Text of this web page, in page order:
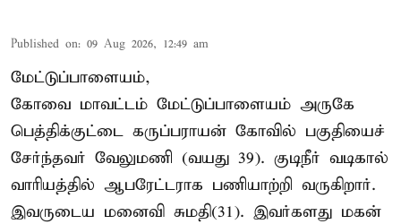
Published on: 09 Aug 2026, 12:49 am
மேட்டுப்பாளையம்,
கோவை மாவட்டம் மேட்டுப்பாளையம் அருகே
பெத்திக்குட்டை கருப்பராயன் கோவில் பகுதியைச்
சேர்ந்தவர் வேலுமணி (வயது 39). குடிநீர் வடிகால்
வாரியத்தில் ஆபரேட்டராக பணியாற்றி வருகிறார்.
இவருடைய மனைவி சுமதி(31). இவர்களது மகன்